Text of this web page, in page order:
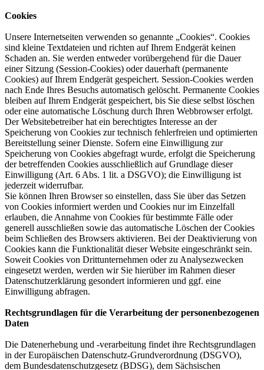
Cookies
Unsere Internetseiten verwenden so genannte „Cookies“. Cookies
sind kleine Textdateien und richten auf Ihrem Endgerät keinen
Schaden an. Sie werden entweder vorübergehend für die Dauer
einer Sitzung (Session-Cookies) oder dauerhaft (permanente
Cookies) auf Ihrem Endgerät gespeichert. Session-Cookies werden
nach Ende Ihres Besuchs automatisch gelöscht. Permanente Cookies
bleiben auf Ihrem Endgerät gespeichert, bis Sie diese selbst löschen
oder eine automatische Löschung durch Ihren Webbrowser erfolgt.
Der Websitebetreiber hat ein berechtigtes Interesse an der
Speicherung von Cookies zur technisch fehlerfreien und optimierten
Bereitstellung seiner Dienste. Sofern eine Einwilligung zur
Speicherung von Cookies abgefragt wurde, erfolgt die Speicherung
der betreffenden Cookies ausschließlich auf Grundlage dieser
Einwilligung (Art. 6 Abs. 1 lit. a DSGVO); die Einwilligung ist
jederzeit widerrufbar.
Sie können Ihren Browser so einstellen, dass Sie über das Setzen
von Cookies informiert werden und Cookies nur im Einzelfall
erlauben, die Annahme von Cookies für bestimmte Fälle oder
generell ausschließen sowie das automatische Löschen der Cookies
beim Schließen des Browsers aktivieren. Bei der Deaktivierung von
Cookies kann die Funktionalität dieser Website eingeschränkt sein.
Soweit Cookies von Drittunternehmen oder zu Analysezwecken
eingesetzt werden, werden wir Sie hierüber im Rahmen dieser
Datenschutzerklärung gesondert informieren und ggf. eine
Einwilligung abfragen.
Rechtsgrundlagen für die Verarbeitung der personenbezogenen
Daten
Die Datenerhebung und -verarbeitung findet ihre Rechtsgrundlagen
in der Europäischen Datenschutz-Grundverordnung (DSGVO),
dem Bundesdatenschutzgesetz (BDSG), dem Sächsischen